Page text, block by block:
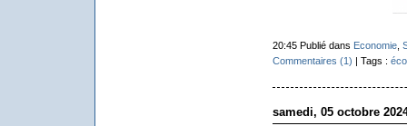
20:45 Publié dans Economie,
Commentaires (1) | Tags :
samedi, 05 octobre